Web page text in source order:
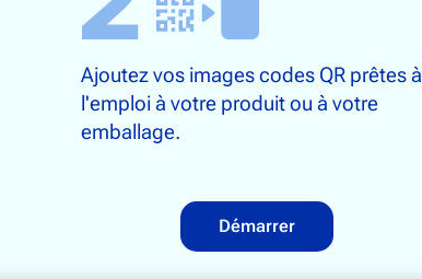
Ajoutez vos images codes QR prêtes à
l'emploi à votre produit ou à votre
emballage.
Démarrer